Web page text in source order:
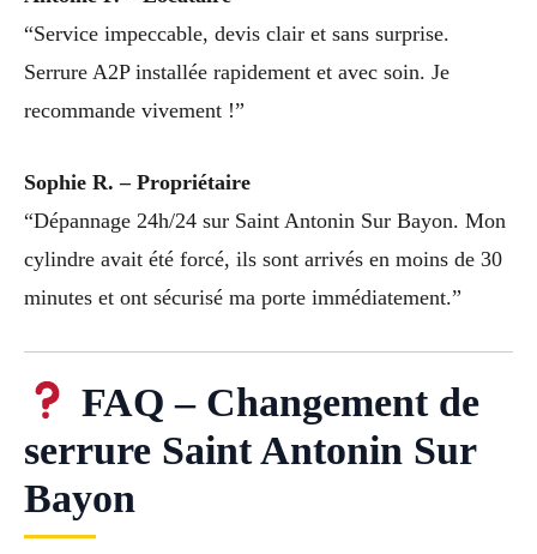
“Service impeccable, devis clair et sans surprise.
Serrure A2P installée rapidement et avec soin. Je
recommande vivement !”
Sophie R. – Propriétaire
“Dépannage 24h/24 sur Saint Antonin Sur Bayon. Mon
cylindre avait été forcé, ils sont arrivés en moins de 30
minutes et ont sécurisé ma porte immédiatement.”
FAQ – Changement de
serrure Saint Antonin Sur
Bayon